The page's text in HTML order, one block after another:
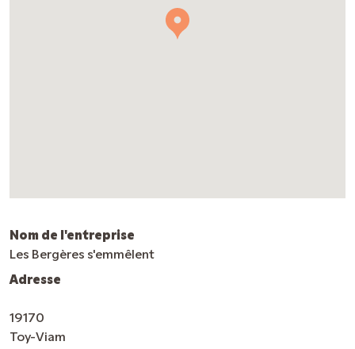
Nom de l'entreprise
Les Bergères s'emmêlent
Adresse
19170
Toy-Viam